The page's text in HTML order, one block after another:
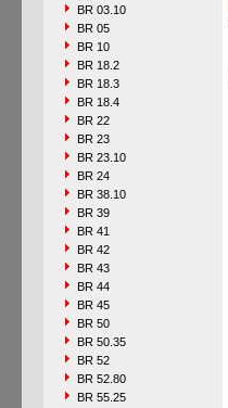
BR 03.10
BR 05
BR 10
BR 18.2
BR 18.3
BR 18.4
BR 22
BR 23
BR 23.10
BR 24
BR 38.10
BR 39
BR 41
BR 42
BR 43
BR 44
BR 45
BR 50
BR 50.35
BR 52
BR 52.80
BR 55.25